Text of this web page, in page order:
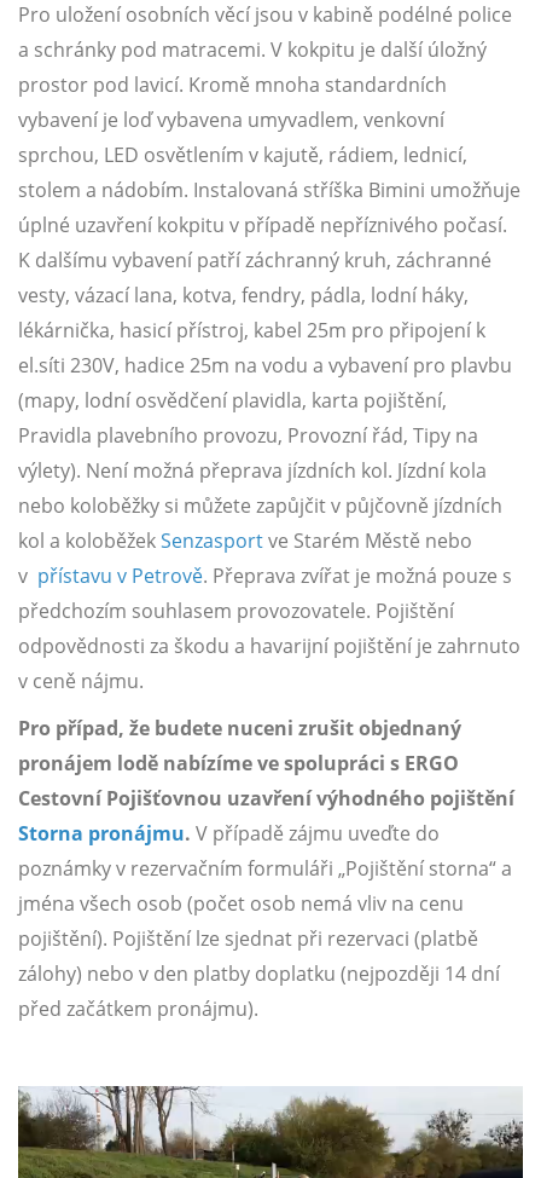
Pro uložení osobních věcí jsou v kabině podélné police
a schránky pod matracemi. V kokpitu je další úložný
prostor pod lavicí. Kromě mnoha standardních
vybavení je loď vybavena umyvadlem, venkovní
sprchou, LED osvětlením v kajutě, rádiem, lednicí,
stolem a nádobím. Instalovaná stříška Bimini umožňuje
úplné uzavření kokpitu v případě nepříznivého počasí.
K dalšímu vybavení patří záchranný kruh, záchranné
vesty, vázací lana, kotva, fendry, pádla, lodní háky,
lékárnička, hasicí přístroj, kabel 25m pro připojení k
el.síti 230V, hadice 25m na vodu a vybavení pro plavbu
(mapy, lodní osvědčení plavidla, karta pojištění,
Pravidla plavebního provozu, Provozní řád, Tipy na
výlety). Není možná přeprava jízdních kol. Jízdní kola
nebo koloběžky si můžete zapůjčit v půjčovně jízdních
kol a koloběžekSenzasportve Starém Městě nebo
v přístavu v Petrově. Přeprava zvířat je možná pouze s
předchozím souhlasem provozovatele. Pojištění
odpovědnosti za škodu a havarijní pojištění je zahrnuto
v ceně nájmu.
Pro případ, že budete nuceni zrušit objednaný
pronájem lodě nabízíme ve spolupráci s ERGO
Cestovní Pojišťovnou uzavření výhodného pojištění
Storna pronájmu. V případě zájmu uveďte do
poznámky v rezervačním formuláři „Pojištění storna“ a
jména všech osob (počet osob nemá vliv na cenu
pojištění). Pojištění lze sjednat při rezervaci (platbě
zálohy) nebo v den platby doplatku (nejpozději 14 dní
před začátkem pronájmu).
Video
přehrávač